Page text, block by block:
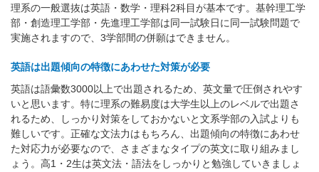
理系の一般選抜は英語・数学・理科2科目が基本です。基幹理工学
部・創造理工学部・先進理工学部は同一試験日に同一試験問題で
実施されますので、3学部間の併願はできません。
英語は出題傾向の特徴にあわせた対策が必要
英語は語彙数3000以上で出題されるため、英文量で圧倒されやす
いと思います。特に理系の難易度は大学生以上のレベルで出題さ
れるため、しっかり対策をしておかないと文系学部の入試よりも
難しいです。正確な文法力はもちろん、出題傾向の特徴にあわせ
た対応力が必要なので、さまざまなタイプの英文に取り組みまし
ょう。高1・2生は英文法・語法をしっかりと勉強していきましょ